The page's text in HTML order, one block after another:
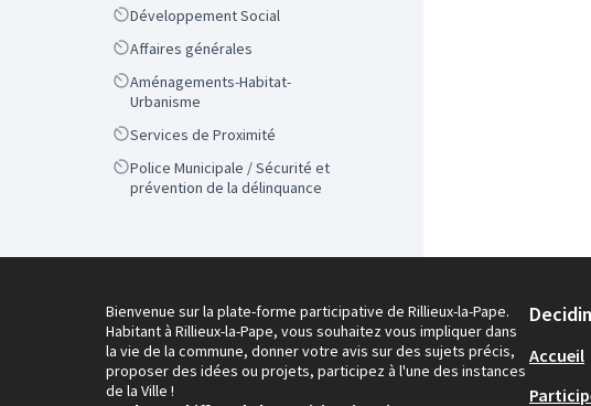
ScopeDéveloppement Social
ScopeAffaires générales
Scope
Aménagements-Habitat-
Urbanisme
ScopeServices de Proximité
Scope
Police Municipale / Sécurité et
prévention de la délinquance
Bienvenue sur la plate-forme participative de Rillieux-la-Pape.
Habitant à Rillieux-la-Pape, vous souhaitez vous impliquer dans
la vie de la commune, donner votre avis sur des sujets précis,
proposer des idées ou projets, participez à l'une des instances
de la Ville !
Accueil